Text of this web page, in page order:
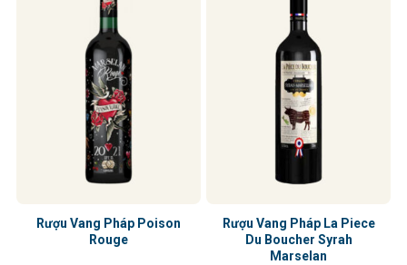
Rượu Vang Pháp Poison
Rouge
Rượu Vang Pháp La Piece
Du Boucher Syrah
Marselan